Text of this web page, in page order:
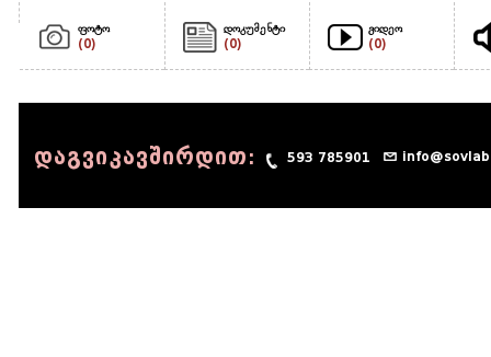
ფოტო
(0)
დოკუმენტი
(0)
ვიდეო
(0)
დაგვიკავშირდით: 593 785901